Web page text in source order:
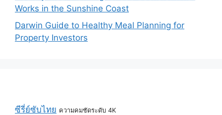
Works in the Sunshine Coast
Darwin Guide to Healthy Meal Planning for
Property Investors
ซีรี่ย์ซับไทย ความคมชัดระดับ 4K